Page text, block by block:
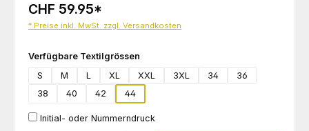
CHF 59.95*
* Preise inkl. MwSt. zzgl. Versandkosten
Verfügbare Textilgrössen
S
M L XL XXL 3XL 34
36
38
40 42 44
Initial- oder Nummerndruck